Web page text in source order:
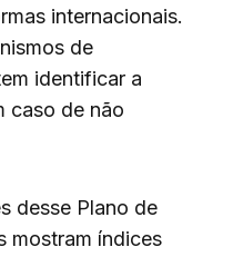
internacionais.
de
identificar a
caso de não
desse Plano de
mostram índices